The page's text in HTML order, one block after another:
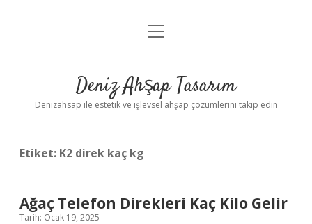
Anasayfa
Yasal Uyarı
menüyü
Deniz Ahşap Tasarım
Denizahsap ile estetik ve işlevsel ahşap çözümlerini takip edin
Etiket: K2 direk kaç kg
Ağaç Telefon Direkleri Kaç Kilo Gelir
Tarih: Ocak 19, 2025